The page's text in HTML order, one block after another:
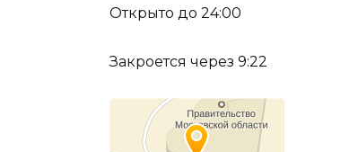
Открыто до 24:00
Закроется через 9:22